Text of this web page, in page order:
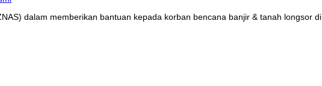
dalam memberikan bantuan kepada korban bencana banjir & tanah longsor di